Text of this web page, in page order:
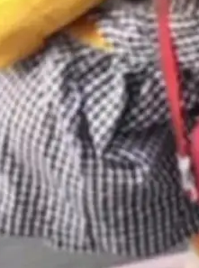
对安全性、
首先是数据
发场景，公
升的需求。
全要求较...
！ 随着各行
构成形态逐
化：不只是
力时代下，
用，以及持
服AI算力网关
理和成本治
看得清、管
一、从现在开
作者之一。
作者之一。
学家。 Jeff D
布离职。 他
Ghema
二十多
的共同
心成员，Se
及 Oriol Vin
界面
增强
体，这一轮
事一次补
是杭州无
体——一位全
、规划步
，curl 一行
· GitHu
/ Linu
）
值 在软件工
产的主要载
乃至数百万
承载的上下
工程